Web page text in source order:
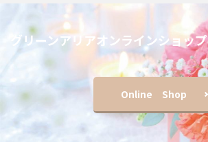
グリーンアリアオンラインショップ
Online Shop